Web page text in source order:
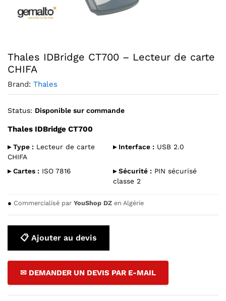
Thales IDBridge CT700 – Lecteur de carte
CHIFA
Brand: Thales
Status: Disponible sur commande
Thales IDBridge CT700
▸ Type : Lecteur de carte
CHIFA
▸ Interface : USB 2.0
▸ Cartes : ISO 7816 ▸ Sécurité : PIN sécurisé
classe 2
● Commercialisé par YouShop DZ en Algérie
📋 Ajouter au devis
✉ DEMANDER UN DEVIS PAR E-MAIL